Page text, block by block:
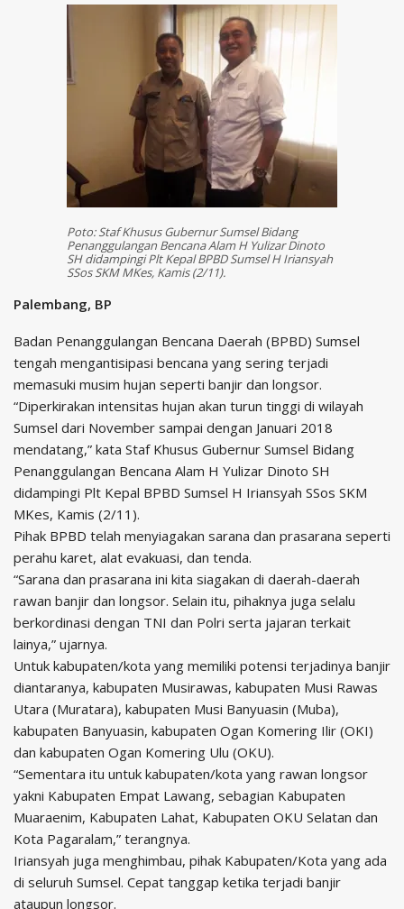
Poto: Staf Khusus Gubernur Sumsel Bidang
Penanggulangan Bencana Alam H Yulizar Dinoto
SH didampingi Plt Kepal BPBD Sumsel H Iriansyah
SSos SKM MKes, Kamis (2/11).
Palembang, BP
Badan Penanggulangan Bencana Daerah (BPBD) Sumsel
tengah mengantisipasi bencana yang sering terjadi
memasuki musim hujan seperti banjir dan longsor.
“Diperkirakan intensitas hujan akan turun tinggi di wilayah
Sumsel dari November sampai dengan Januari 2018
mendatang,” kata Staf Khusus Gubernur Sumsel Bidang
Penanggulangan Bencana Alam H Yulizar Dinoto SH
didampingi Plt Kepal BPBD Sumsel H Iriansyah SSos SKM
MKes, Kamis (2/11).
Pihak BPBD telah menyiagakan sarana dan prasarana seperti
perahu karet, alat evakuasi, dan tenda.
“Sarana dan prasarana ini kita siagakan di daerah-daerah
rawan banjir dan longsor. Selain itu, pihaknya juga selalu
berkordinasi dengan TNI dan Polri serta jajaran terkait
lainya,” ujarnya.
Untuk kabupaten/kota yang memiliki potensi terjadinya banjir
diantaranya, kabupaten Musirawas, kabupaten Musi Rawas
Utara (Muratara), kabupaten Musi Banyuasin (Muba),
kabupaten Banyuasin, kabupaten Ogan Komering Ilir (OKI)
dan kabupaten Ogan Komering Ulu (OKU).
“Sementara itu untuk kabupaten/kota yang rawan longsor
yakni Kabupaten Empat Lawang, sebagian Kabupaten
Muaraenim, Kabupaten Lahat, Kabupaten OKU Selatan dan
Kota Pagaralam,” terangnya.
Iriansyah juga menghimbau, pihak Kabupaten/Kota yang ada
di seluruh Sumsel. Cepat tanggap ketika terjadi banjir
ataupun longsor.